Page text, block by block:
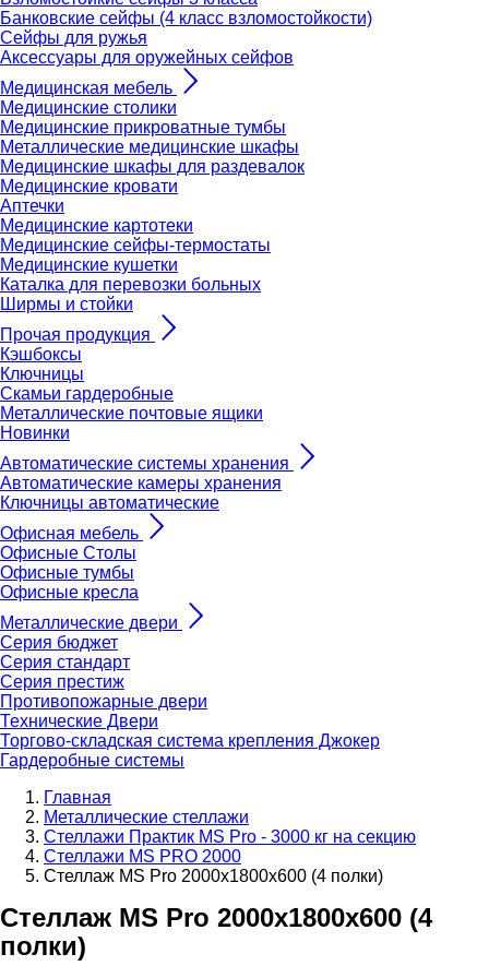
Банковские сейфы (4 класс взломостойкости)
Сейфы для ружья
Аксессуары для оружейных сейфов
Медицинская мебель
Медицинские столики
Медицинские прикроватные тумбы
Металлические медицинские шкафы
Медицинские шкафы для раздевалок
Медицинские кровати
Аптечки
Медицинские картотеки
Медицинские сейфы-термостаты
Медицинские кушетки
Каталка для перевозки больных
Ширмы и стойки
Прочая продукция
Кэшбоксы
Ключницы
Скамьи гардеробные
Металлические почтовые ящики
Новинки
Автоматические системы хранения
Автоматические камеры хранения
Ключницы автоматические
Офисная мебель
Офисные Столы
Офисные тумбы
Офисные кресла
Металлические двери
Серия бюджет
Серия стандарт
Серия престиж
Противопожарные двери
Технические Двери
Торгово-складская система крепления Джокер
Гардеробные системы
Главная
Металлические стеллажи
Стеллажи Практик MS Pro - 3000 кг на секцию
Стеллажи MS PRO 2000
Стеллаж MS Pro 2000x1800x600 (4 полки)
Стеллаж MS Pro 2000x1800x600 (4
полки)